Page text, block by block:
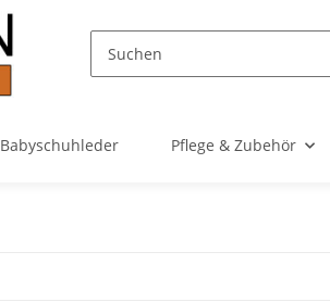
Babyschuhleder Pflege & Zubehör